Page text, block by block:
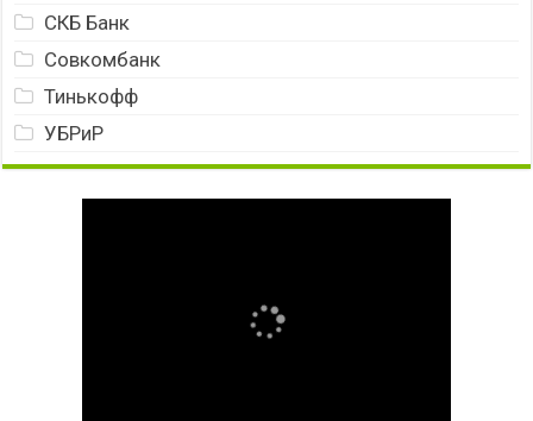
СКБ Банк
Совкомбанк
Тинькофф
УБРиР